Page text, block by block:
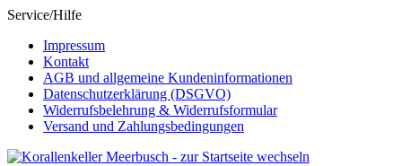
Service/Hilfe
Impressum
Kontakt
AGB und allgemeine Kundeninformationen
Datenschutzerklärung (DSGVO)
Widerrufsbelehrung & Widerrufsformular
Versand und Zahlungsbedingungen